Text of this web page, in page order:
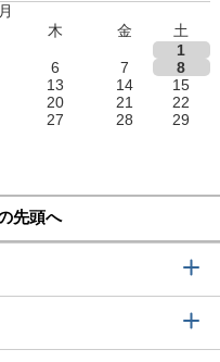
木 金
土
1
6 7
8
13 14
15
20 21
22
27 28
29
先頭へ